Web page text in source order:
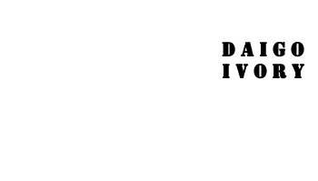
​DAIGO
IVORY